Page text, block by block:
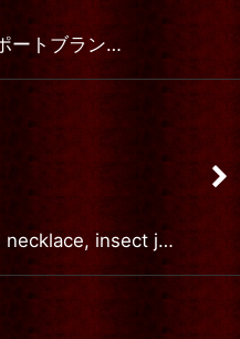
ートブラン…
necklace, insect j…